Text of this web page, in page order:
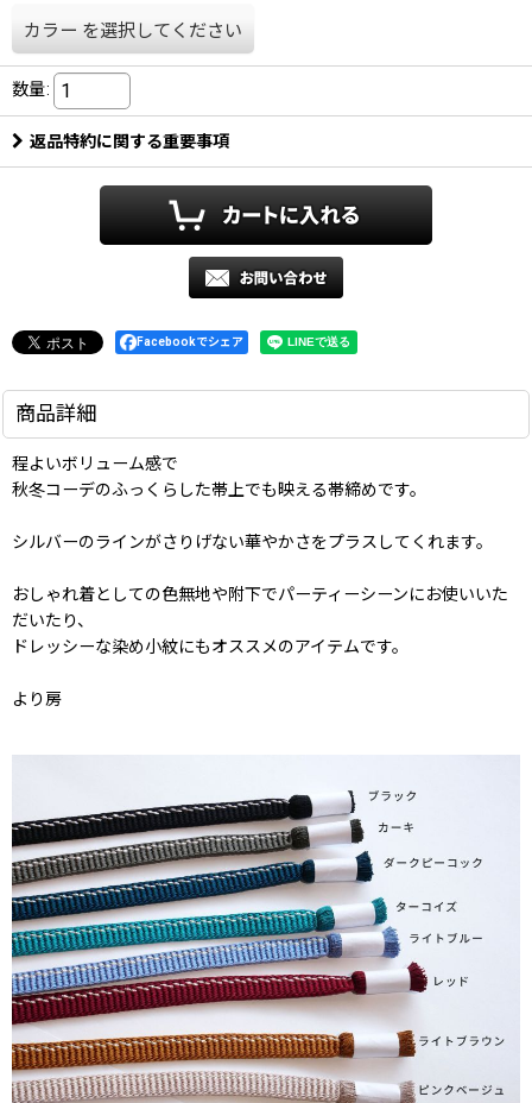
カラー を選択してください
数量:
返品特約に関する重要事項
Facebookでシェア
商品詳細
程よいボリューム感で
秋冬コーデのふっくらした帯上でも映える帯締めです。
シルバーのラインがさりげない華やかさをプラスしてくれます。
おしゃれ着としての色無地や附下でパーティーシーンにお使いいた
だいたり、
ドレッシーな染め小紋にもオススメのアイテムです。
より房